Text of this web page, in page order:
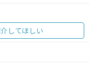
してほしい